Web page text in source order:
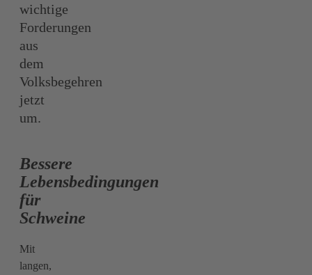
wichtige
Forderungen
aus
dem
Volksbegehren
jetzt
um.
Bessere
Lebensbedingungen
für
Schweine
Mit
langen,